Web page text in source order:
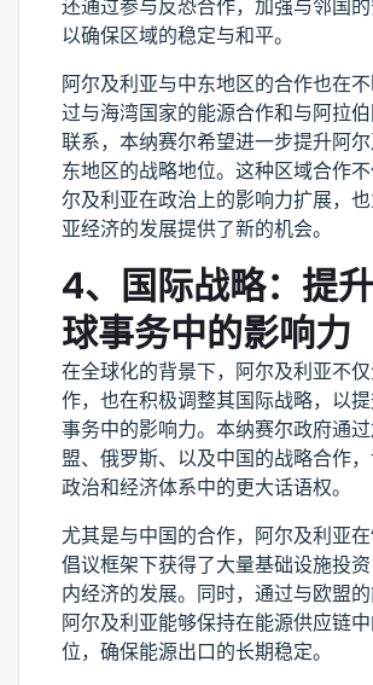
还通过参与反恐合作，加强与邻国的
以确保区域的稳定与和平。
阿尔及利亚与中东地区的合作也在
过与海湾国家的能源合作和与阿拉
联系，本纳赛尔希望进一步提升阿
东地区的战略地位。这种区域合作
尔及利亚在政治上的影响力扩展，
亚经济的发展提供了新的机会。
4、国际战略：提
球事务中的影响力
在全球化的背景下，阿尔及利亚不
作，也在积极调整其国际战略，以
事务中的影响力。本纳赛尔政府通
盟、俄罗斯、以及中国的战略合作
政治和经济体系中的更大话语权。
尤其是与中国的合作，阿尔及利亚在
倡议框架下获得了大量基础设施投
内经济的发展。同时，通过与欧盟的
阿尔及利亚能够保持在能源供应链
位，确保能源出口的长期稳定。